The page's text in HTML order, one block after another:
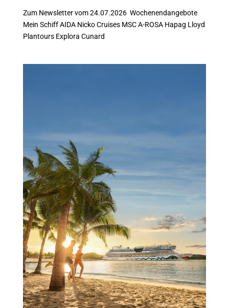
Zum Newsletter vom 24.07.2026 Wochenendangebote
Mein Schiff AIDA Nicko Cruises MSC A-ROSA Hapag Lloyd
Plantours Explora Cunard